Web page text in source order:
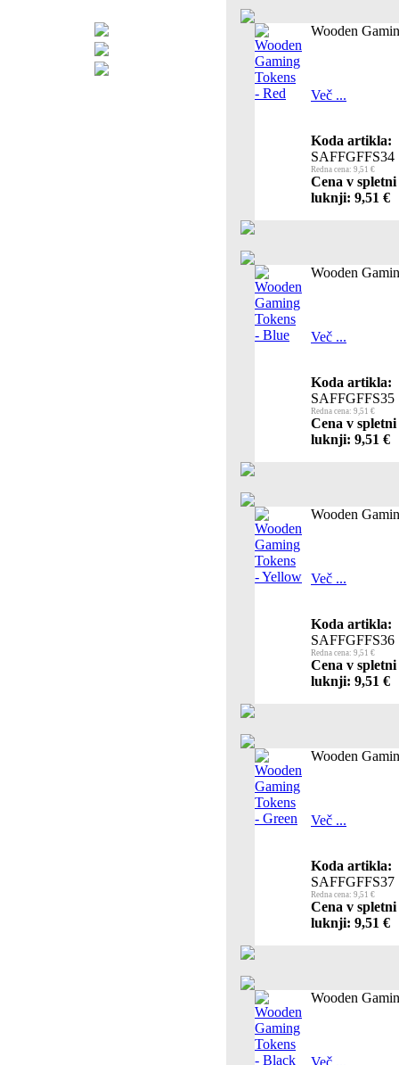
Wooden
Več ...
Koda artikla:
SAFFGFFS34
Redna cena: 9,51 €
Cena v
luknji: 9,51 €
Wooden
Več ...
Koda artikla:
SAFFGFFS35
Redna cena: 9,51 €
Cena v
luknji: 9,51 €
Wooden
Več ...
Koda artikla:
SAFFGFFS36
Redna cena: 9,51 €
Cena v
luknji: 9,51 €
Wooden
Več ...
Koda artikla:
SAFFGFFS37
Redna cena: 9,51 €
Cena v
luknji: 9,51 €
Wooden
Več ...